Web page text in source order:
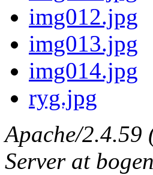
img012.jpg
img013.jpg
img014.jpg
ryg.jpg
Apache/2.4.59
Server at